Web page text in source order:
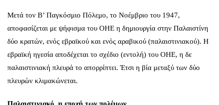
Μετά τον Β’ Παγκόσμιο Πόλεμο, το Νοέμβριο του 1947,
αποφασίζεται με ψήφισμα του ΟΗΕ η δημιουργία στην Παλαιστίνη
δύο κρατών, ενός εβραϊκού και ενός αραβικού (παλαιστινιακού). Η
εβραϊκή ηγεσία αποδέχεται το σχέδιο (εντολή) του ΟΗΕ, η δε
παλαιστινιακή πλευρά το απορρίπτει. Έτσι η βία μεταξύ των δύο
πλευρών κλιμακώνεται.
Παλαιστινιακό, η εποχή των πολέμων